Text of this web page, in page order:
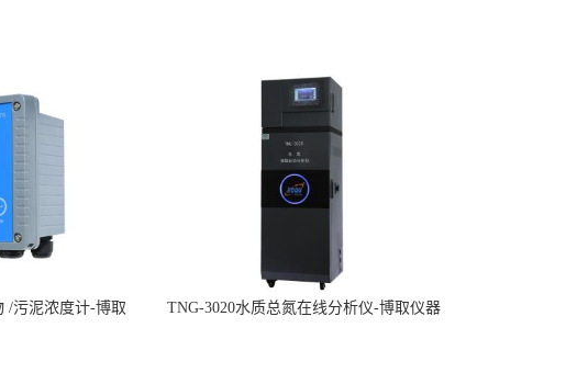
/污泥浓度计-博取
TNG-3020水质总氮在线分析仪-博取仪器